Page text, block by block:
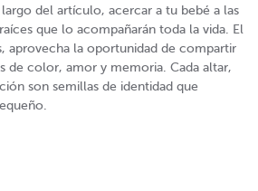
del artículo, acercar a tu bebé a las
que lo acompañarán toda la vida. El
aprovecha la oportunidad de compartir
de color, amor y memoria. Cada altar,
son semillas de identidad que